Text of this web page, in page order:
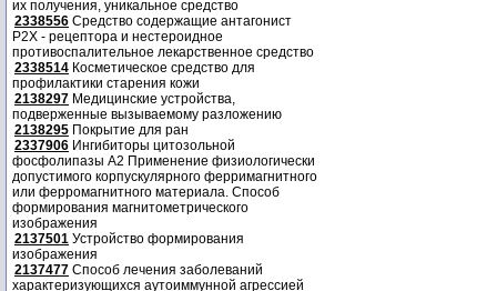
их получения, уникальное средство
2338556 Средство содержащие антагонист
Р2Х - рецептора и нестероидное
противоспалительное лекарственное средство
2338514 Косметическое средство для
профилактики старения кожи
2138297 Медицинские устройства,
подверженные вызываемому разложению
2138295 Покрытие для ран
2337906 Ингибиторы цитозольной
фосфолипазы А2 Применение физиологически
допустимого корпускулярного ферримагнитного
или ферромагнитного материала. Способ
формирования магнитометрического
изображения
2137501 Устройство формирования
изображения
2137477 Способ лечения заболеваний
характеризующихся аутоиммунной агрессией